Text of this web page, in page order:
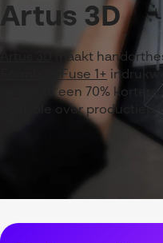
Artus 3D
maakt
Formlabs Fuse 1+
geboekt: een 70%
controle over